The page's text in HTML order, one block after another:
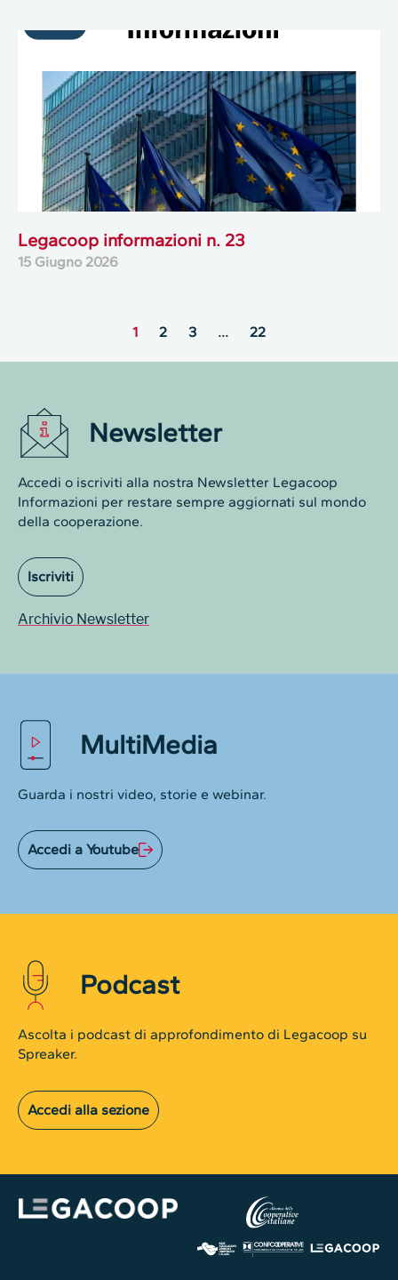
Legacoop informazioni n. 23
15 Giugno 2026
1 2 3 … 22
Newsletter
Accedi o iscriviti alla nostra Newsletter Legacoop
Informazioni per restare sempre aggiornati sul mondo
della cooperazione.
Iscriviti
Archivio Newsletter
MultiMedia
Guarda i nostri video, storie e webinar.
Accedi a Youtube
Podcast
Ascolta i podcast di approfondimento di Legacoop su
Spreaker.
Accedi alla sezione